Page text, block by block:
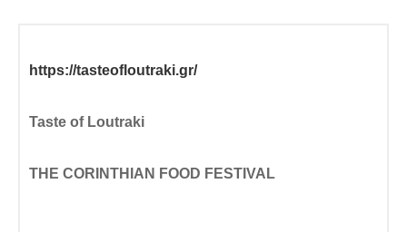
https://tasteofloutraki.gr/
Taste of Loutraki
THE CORINTHIAN FOOD FESTIVAL